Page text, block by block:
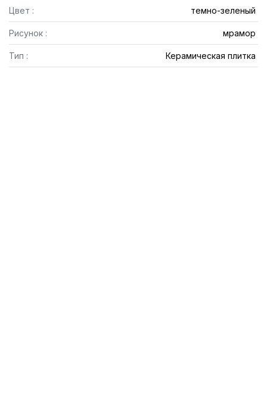
Цвет : темно-зеленый
Рисунок : мрамор
Тип : Керамическая плитка